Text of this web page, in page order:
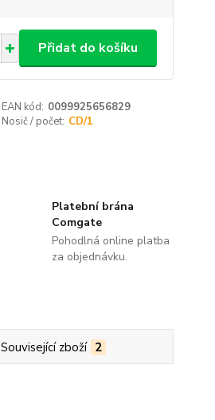
Přidat do košíku
EAN kód: 0099925656829
Nosič / počet: CD/1
Platební brána
Comgate
Pohodlná online platba
za objednávku.
Související zboží 2